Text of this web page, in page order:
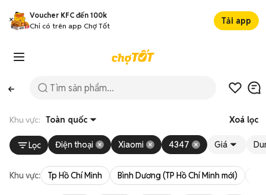
Voucher KFC đến 100k
Chỉ có trên app Chợ Tốt
Tải app
Khu vực: Toàn quốc Xoá lọc
Lọc Điện thoại Xiaomi 4347 Giá
Khu vực: Tp Hồ Chí Minh Bình Dương (TP Hồ Chí Minh mới)